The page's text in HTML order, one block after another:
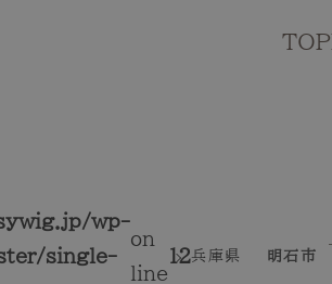
TOP
wp-
single-
on
line
12兵庫県 明石市